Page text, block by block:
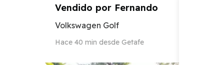
Vendido por Fernando
Volkswagen Golf
Hace 40 min desde Getafe